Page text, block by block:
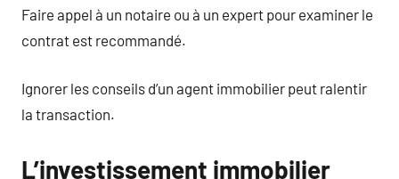
Faire appel à un notaire ou à un expert pour examiner le
contrat est recommandé.
Ignorer les conseils d’un agent immobilier peut ralentir
la transaction.
L’investissement immobilier